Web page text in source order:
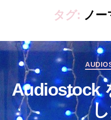
タグ: ノ
Audiostock